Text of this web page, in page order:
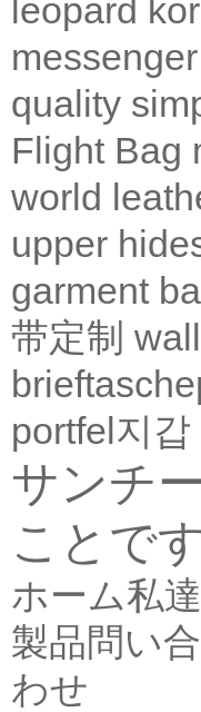
leopard
messenger
quality
Flight Bag
world
upper
garment
带定制
brieftasche
portfel지갑
サンチ
ことです
ホーム私
製品問い
わせ